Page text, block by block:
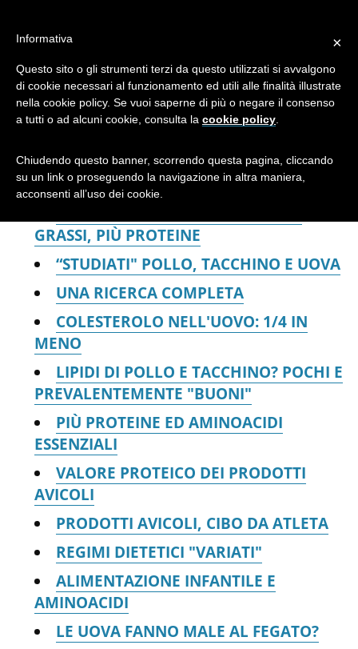
Pollo,
alimentazione,
prodotti avicoli
GRASSI, PIÙ PROTEINE
“STUDIATI" POLLO, TACCHINO E UOVA
UNA RICERCA COMPLETA
COLESTEROLO NELL'UOVO: 1/4 IN
MENO
LIPIDI DI POLLO E TACCHINO? POCHI E
PREVALENTEMENTE "BUONI"
PIÙ PROTEINE ED AMINOACIDI
ESSENZIALI
VALORE PROTEICO DEI PRODOTTI
AVICOLI
PRODOTTI AVICOLI, CIBO DA ATLETA
REGIMI DIETETICI "VARIATI"
ALIMENTAZIONE INFANTILE E
AMINOACIDI
LE UOVA FANNO MALE AL FEGATO?
×
Informativa
Questo sito o gli strumenti terzi da questo utilizzati si avvalgono
di cookie necessari al funzionamento ed utili alle finalità illustrate
nella cookie policy. Se vuoi saperne di più o negare il consenso
a tutti o ad alcuni cookie, consulta la cookie policy
Chiudendo questo banner, scorrendo questa pagina, cliccando
su un link o proseguendo la navigazione in altra maniera,
acconsenti all’uso dei cookie.